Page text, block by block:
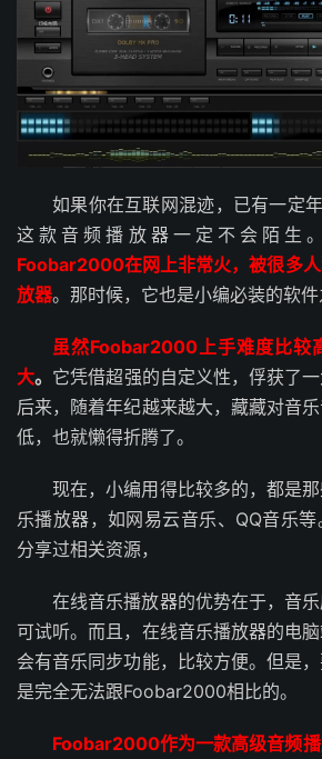
如果你在互联网混迹，已有一定
这款音频播放器一定不会陌生
Foobar2000在网上非常火，被很多
放器。那时候，它也是小编必装的软件
虽然Foobar2000上手难度比较
大。 它凭借超强的自定义性，俘获了
后来，随着年纪越来越大，藏藏对音
低，也就懒得折腾了。
现在，小编用得比较多的，都是
乐播放器，如网易云音乐、QQ音乐
分享过相关资源，
在线音乐播放器的优势在于，音
可试听。而且，在线音乐播放器的电
会有音乐同步功能，比较方便。但是
是完全无法跟Foobar2000相比的。
Foobar2000作为一款高级音频